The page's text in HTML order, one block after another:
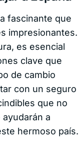
fascinante que
impresionantes.
es esencial
clave que
de cambio
con un seguro
que no
a
hermoso país.